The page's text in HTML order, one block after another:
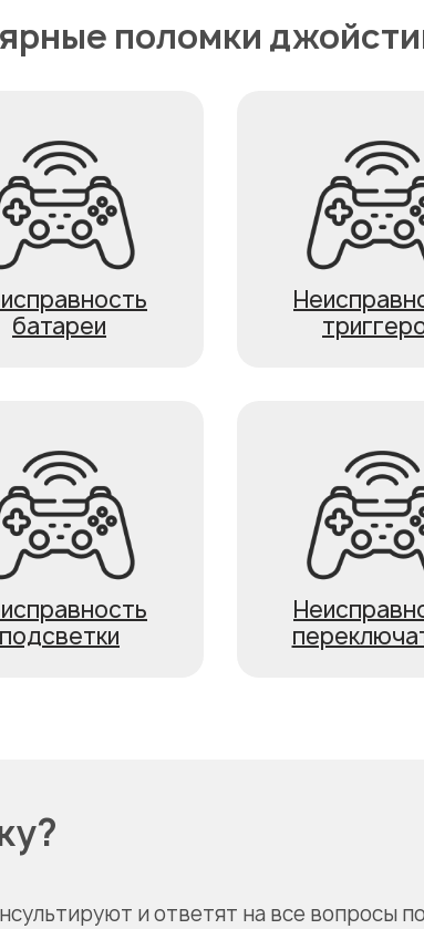
поломки
батареи
подсветки
и ответят на все вопросы